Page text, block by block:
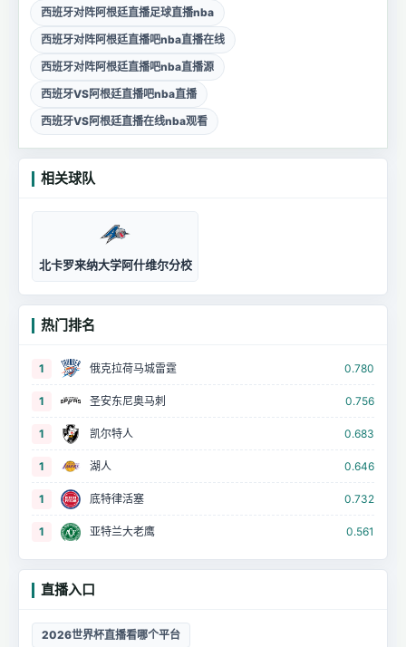
西班牙对阵阿根廷直播足球直播nba
西班牙对阵阿根廷直播吧nba直播在线
西班牙对阵阿根廷直播吧nba直播源
西班牙VS阿根廷直播吧nba直播
西班牙VS阿根廷直播在线nba观看
相关球队
北卡罗来纳大学阿什维尔分校
热门排名
1 俄克拉荷马城雷霆 0.780
1 圣安东尼奥马刺 0.756
1 凯尔特人 0.683
1 湖人 0.646
1 底特律活塞 0.732
1 亚特兰大老鹰 0.561
直播入口
2026世界杯直播看哪个平台